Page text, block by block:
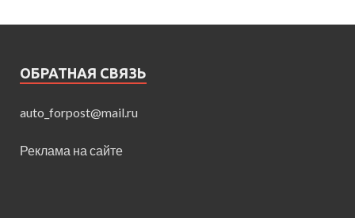
ОБРАТНАЯ СВЯЗЬ
auto_forpost@mail.ru
Реклама на сайте